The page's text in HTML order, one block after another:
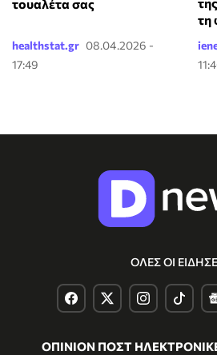
τουαλέτα σας
healthstat.gr 08.04.2026 -
17:49
τη
ΟΛΕΣ ΟΙ
ΟΠΙΝΙΟΝ ΠΟΣΤ